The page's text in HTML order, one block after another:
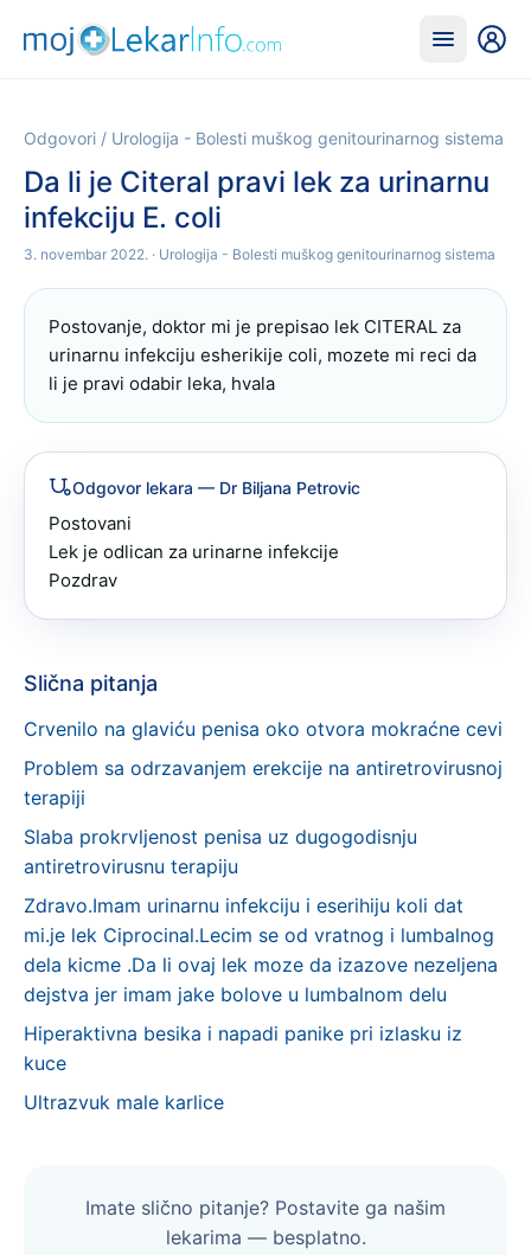
Odgovori / Urologija - Bolesti muškog genitourinarnog sistema
Da li je Citeral pravi lek za urinarnu
infekciju E. coli
3. novembar 2022. · Urologija - Bolesti muškog genitourinarnog sistema
Postovanje, doktor mi je prepisao lek CITERAL za
urinarnu infekciju esherikije coli, mozete mi reci da
li je pravi odabir leka, hvala
Odgovor lekara — Dr Biljana Petrovic
Postovani
Lek je odlican za urinarne infekcije
Pozdrav
Slična pitanja
Crvenilo na glaviću penisa oko otvora mokraćne cevi
Problem sa odrzavanjem erekcije na antiretrovirusnoj
terapiji
Slaba prokrvljenost penisa uz dugogodisnju
antiretrovirusnu terapiju
Zdravo.Imam urinarnu infekciju i eserihiju koli dat
mi.je lek Ciprocinal.Lecim se od vratnog i lumbalnog
dela kicme .Da li ovaj lek moze da izazove nezeljena
dejstva jer imam jake bolove u lumbalnom delu
Hiperaktivna besika i napadi panike pri izlasku iz
kuce
Ultrazvuk male karlice
Imate slično pitanje? Postavite ga našim
lekarima — besplatno.